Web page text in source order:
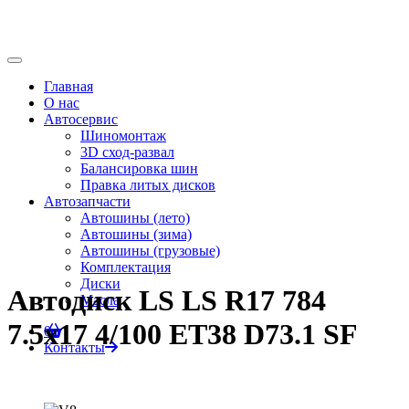
Главная
О нас
Автосервис
Шиномонтаж
3D сход-развал
Балансировка шин
Правка литых дисков
Автозапчасти
Автошины (лето)
Автошины (зима)
Автошины (грузовые)
Комплектация
Диски
Масла
0
Контакты
Автодиск LS LS R17 784
7.5x17 4/100 ET38 D73.1 SF